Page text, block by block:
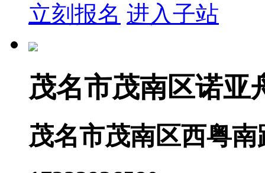
立刻报名 进入子站
茂名市茂南区诺亚
茂名市茂南区西粤